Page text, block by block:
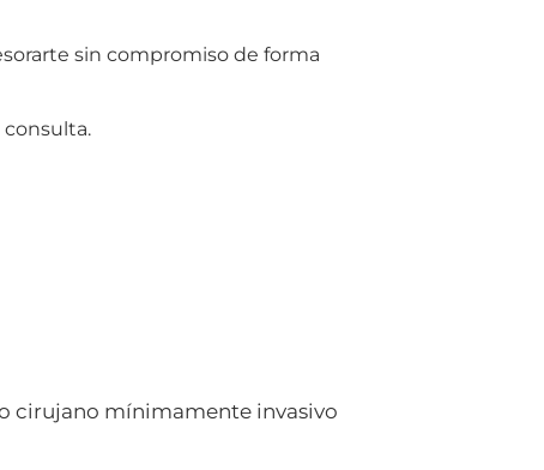
sin compromiso de forma
cirujano mínimamente invasivo